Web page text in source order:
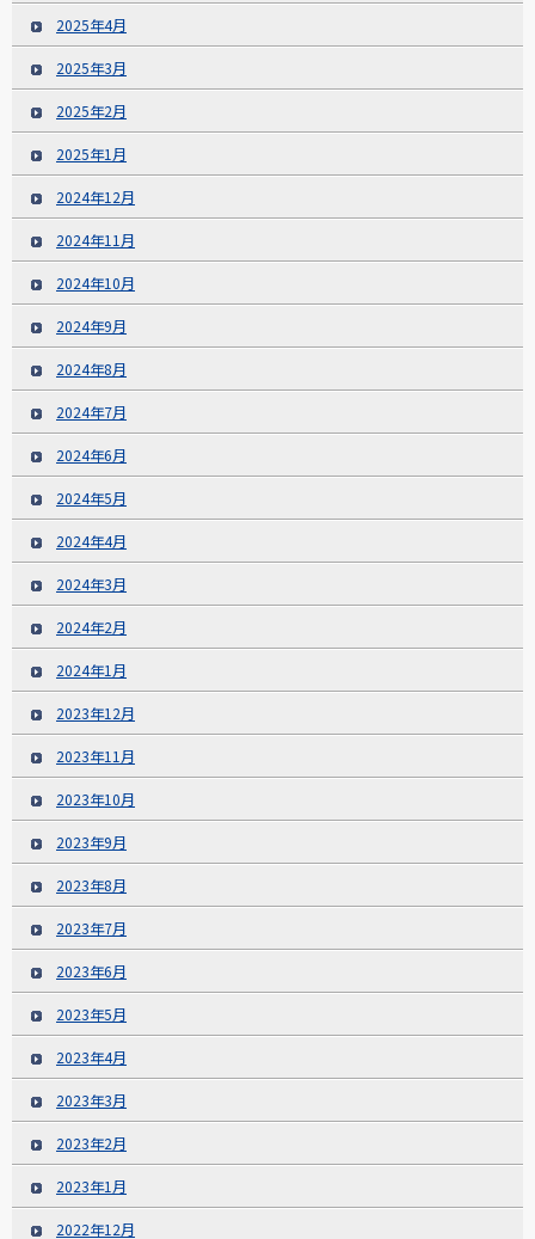
2025年4月
2025年3月
2025年2月
2025年1月
2024年12月
2024年11月
2024年10月
2024年9月
2024年8月
2024年7月
2024年6月
2024年5月
2024年4月
2024年3月
2024年2月
2024年1月
2023年12月
2023年11月
2023年10月
2023年9月
2023年8月
2023年7月
2023年6月
2023年5月
2023年4月
2023年3月
2023年2月
2023年1月
2022年12月